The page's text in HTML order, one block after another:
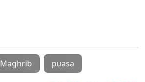
Maghrib puasa